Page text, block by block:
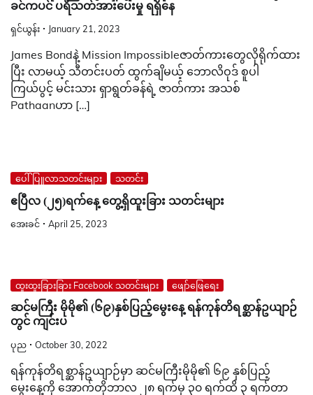
ခင်ကပင် ပရိသတ်အားပေးမှု ရရှိနေ
ရှင်ယွန်း January 21, 2023
James Bondနဲ့ Mission Impossibleဇာတ်ကားတွေလိုရိုက်ထား
ပြီး လာမယ့် သီတင်းပတ် ထွက်ချိမယ့် ဘောလိဝုဒ် စူပါ
ကြယ်ပွင့် မင်းသား ရှာရွတ်ခန်ရဲ့ ဇာတ်ကား အသစ်
Pathaanဟာ […]
ပေါ်ပြူလာသတင်းများ သတင်း
ဧပြီလ (၂၅)ရက်နေ့ တွေ့ရှိထူးခြား သတင်းများ
အေးခင် April 25, 2023
ထူးထူးခြားခြား Facebook သတင်းများ ဖျော်ဖြေရေး
ဆင်မကြီး မိုမို၏ (၆၉)နှစ်ပြည့်မွေးနေ့ ရန်ကုန်တိရစ္ဆာန်ဥယျာဉ်
တွင် ကျင်းပ
ပုည October 30, 2022
ရန်ကုန်တိရစ္ဆာန်ဥယျာဉ်မှာ ဆင်မကြီးမိုမို၏ ၆၉ နှစ်ပြည့်
မွေးနေ့ကို‌ အောက်တိုဘာလ ၂၈ ရက်မှ ၃၀ ရက်ထိ ၃ ရက်တာ